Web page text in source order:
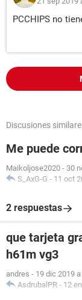
PCCHIPS no
Discusiones
Me puede
Maikoljose2020 - 30
S_AxG-G - 11 oct
2 respuestas
que tarjeta
h61m vg3
andres - 19 dic 2019
AsdrubalPR - 12